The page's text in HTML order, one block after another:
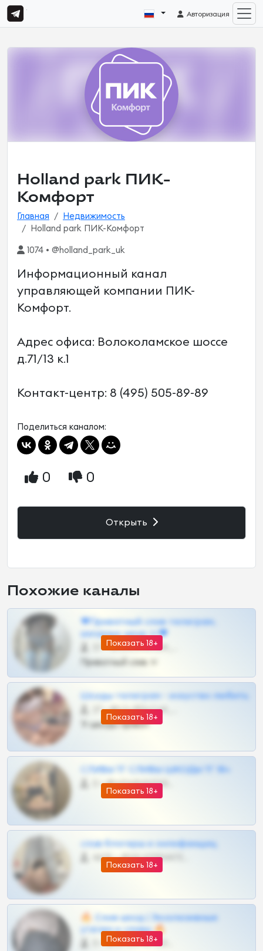
Авторизация
Holland park ПИК-
Комфорт
Главная
Недвижимость
Holland park ПИК-Комфорт
1074 • @holland_park_uk
Информационный канал
управляющей компании ПИК-
Комфорт.
Адрес офиса: Волоколамское шоссе
д.71/13 к.1
Контакт-центр: 8 (495) 505-89-89
Поделиться каналом:
0 0
Открыть
Похожие каналы
Показать 18+
❤Приватный слив телеграм,
шкодных шкур тг❤
57 •
Приватный слив тг
Показать 18+
Шкоды телеграм - искуство любить
27 •
Тг шкоды приват
Показать 18+
СЛИВЫ ТГ СЛИВЫ ШКОДЫ ТГ 18+
0 •
Показать 18+
слив блогерш и онлифанщиц
4675 •
Показать 18+
🔥 Слив шкод | Эксклюзивные
утечки и сливы 🔥
0 •